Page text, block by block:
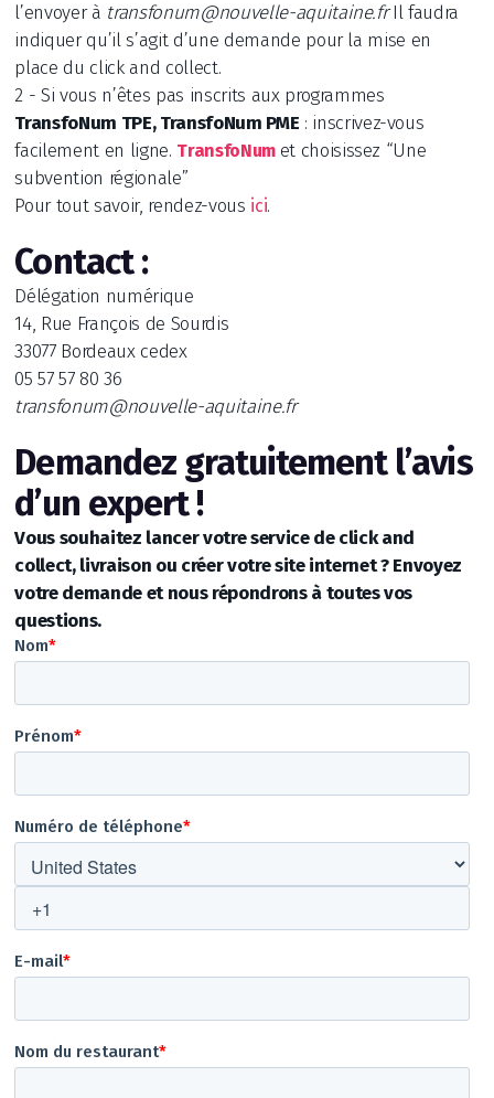
l’envoyer à transfonum@nouvelle-aquitaine.frIl faudra
indiquer qu’il s’agit d’une demande pour la mise en
place du click and collect.
2 - Si vous n’êtes pas inscrits aux programmes
TransfoNum TPE, TransfoNum PME : inscrivez-vous
facilement en ligne. TransfoNum et choisissez “Une
subvention régionale”
Pour tout savoir, rendez-vous ici.
Contact :
Délégation numérique
14, Rue François de Sourdis
33077 Bordeaux cedex
05 57 57 80 36
transfonum@nouvelle-aquitaine.fr
Demandez gratuitement l’avis
d’un expert !
Vous souhaitez lancer votre service de click and
collect, livraison ou créer votre site internet ? Envoyez
votre demande et nous répondrons à toutes vos
questions.